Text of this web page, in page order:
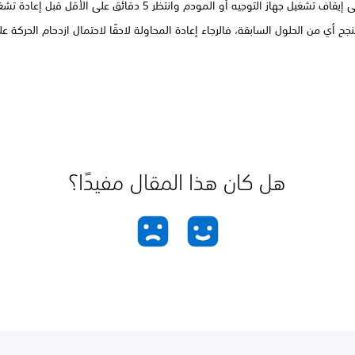
تشغيل جهاز التوجيه أو المودم وانتظر 5 دقائق على الأقل قبل إعادة تشغيلهما.
أي من الحلول السابقة، فالرجاء إعادة المحاولة لاحقًا لاحتمال ازدحام الحركة
هل كان هذا المقال مفيدًا؟